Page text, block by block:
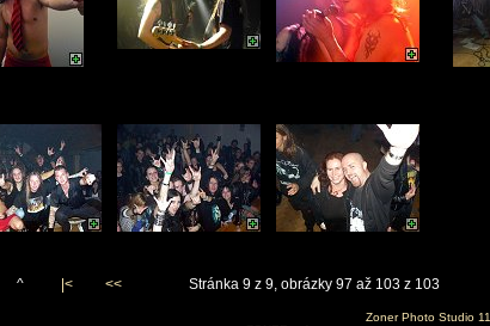
^ |< << Stránka 9 z 9, obrázky 97 až 103 z 103
Zoner Photo Studio 11